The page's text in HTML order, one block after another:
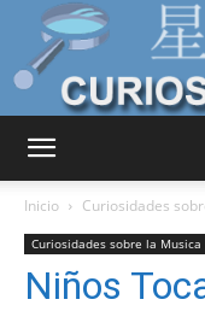
Inicio Curiosidades
Curiosidades sobre la Musica
Niños